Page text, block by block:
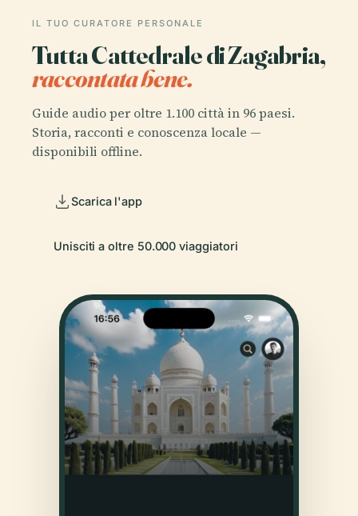
IL TUO CURATORE PERSONALE
Tutta Cattedrale di Zagabria,
raccontata bene.
Guide audio per oltre 1.100 città in 96 paesi.
Storia, racconti e conoscenza locale —
disponibili offline.
Scarica l'app
Unisciti a oltre 50.000 viaggiatori